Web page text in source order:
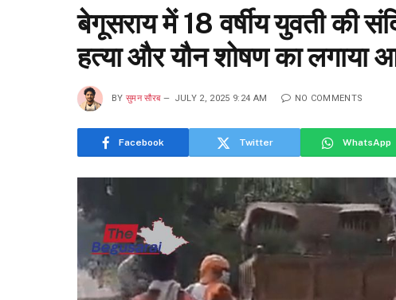
बेगूसराय में 18 वर्षीय युवती की
हत्या और यौन शोषण का लगाया
BY सुमन सौरब JULY 2, 2025 9:24 AM NO COMMENTS
Facebook Twitter WhatsApp